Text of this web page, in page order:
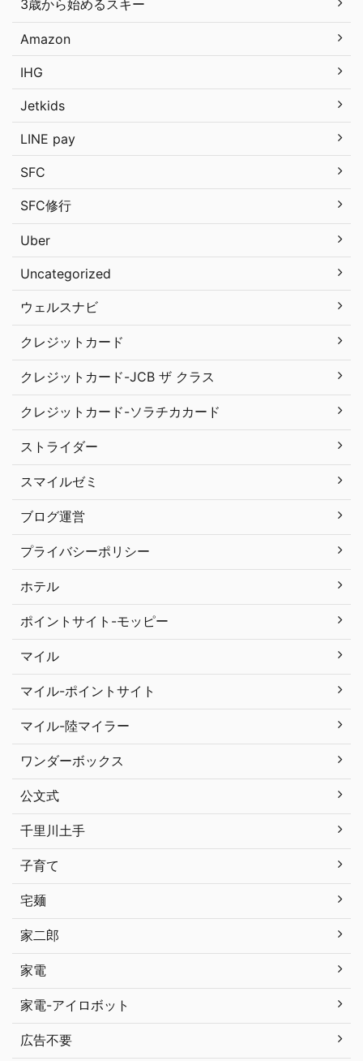
3歳から始めるスキー
Amazon
IHG
Jetkids
LINE pay
SFC
SFC修行
Uber
Uncategorized
ウェルスナビ
クレジットカード
クレジットカード-JCB ザ クラス
クレジットカード-ソラチカカード
ストライダー
スマイルゼミ
ブログ運営
プライバシーポリシー
ホテル
ポイントサイト-モッピー
マイル
マイル-ポイントサイト
マイル-陸マイラー
ワンダーボックス
公文式
千里川土手
子育て
宅麺
家二郎
家電
家電-アイロボット
広告不要